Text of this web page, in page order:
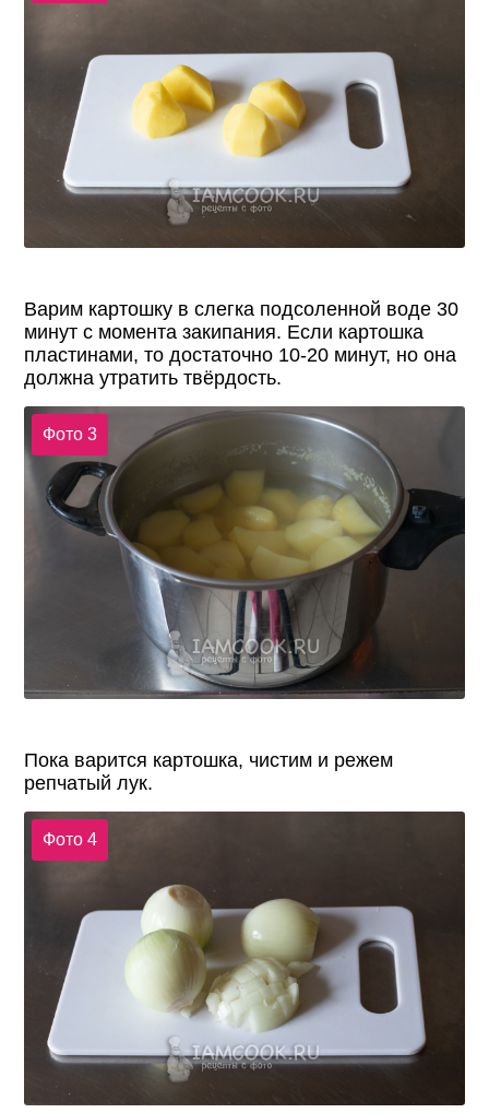
Варим картошку в слегка подсоленной воде 30
минут с момента закипания. Если картошка
пластинами, то достаточно 10-20 минут, но она
должна утратить твёрдость.
Фото 3
Пока варится картошка, чистим и режем
репчатый лук.
Фото 4